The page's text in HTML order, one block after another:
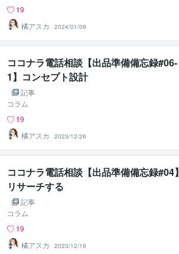
19
橘アスカ
2024/01/09
ココナラ電話相談【出品準備備忘録#06-
1】コンセプト設計
記事
コラム
19
橘アスカ
2023/12/26
ココナラ電話相談【出品準備備忘録#04】
リサーチする
記事
コラム
19
橘アスカ
2023/12/19